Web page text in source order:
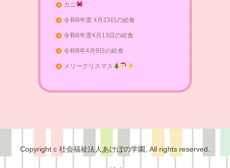
カニ
令和8年度 4月23日の給食
令和8年度4月13日の給食
令和8年4月9日の給食
メリークリスマス
Copyright c 社会福祉法人あけぼの学園, All rights reserved.